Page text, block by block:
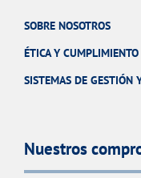
SOBRE NOSOTROS
ÉTICA Y CUMPLIMIENTO
SISTEMAS DE GESTIÓN
Nuestros